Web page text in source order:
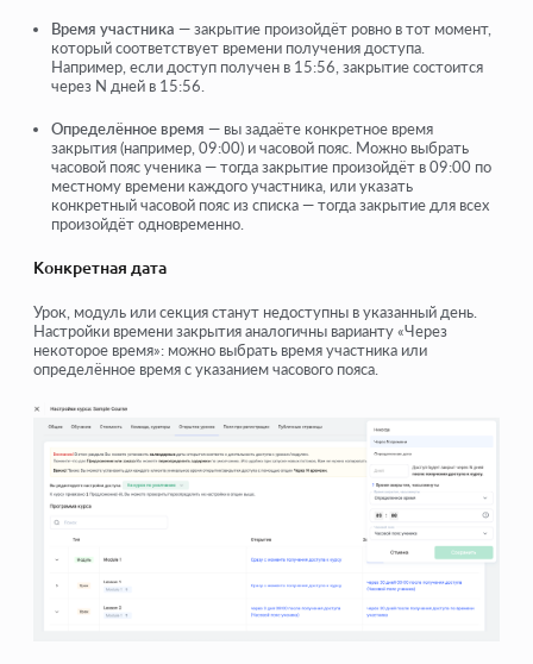
Время участника — закрытие произойдёт ровно в тот момент,
который соответствует времени получения доступа.
Например, если доступ получен в 15:56, закрытие состоится
через N дней в 15:56.
Определённое время — вы задаёте конкретное время
закрытия (например, 09:00) и часовой пояс. Можно выбрать
часовой пояс ученика — тогда закрытие произойдёт в 09:00 по
местному времени каждого участника, или указать
конкретный часовой пояс из списка — тогда закрытие для всех
произойдёт одновременно.
Конкретная дата
Урок, модуль или секция станут недоступны в указанный день.
Настройки времени закрытия аналогичны варианту «Через
некоторое время»: можно выбрать время участника или
определённое время с указанием часового пояса.